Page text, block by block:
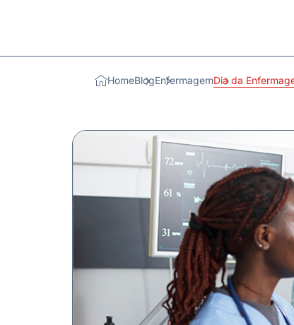
HomeBlogEnfermagemDia da